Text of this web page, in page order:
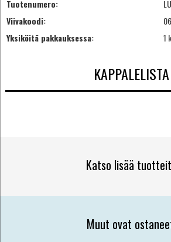
Tuotenumero:
Viivakoodi:
Yksiköitä pakkauksessa:
1
KAPPALELISTA
Katso lisää
Muut ovat